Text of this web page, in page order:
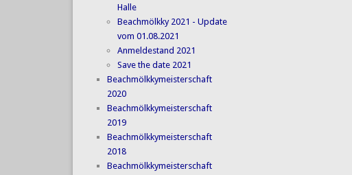
Halle
Beachmölkky 2021 - Update
vom 01.08.2021
Anmeldestand 2021
Save the date 2021
Beachmölkkymeisterschaft
2020
Beachmölkkymeisterschaft
2019
Beachmölkkymeisterschaft
2018
Beachmölkkymeisterschaft